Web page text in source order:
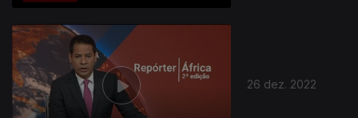
26 dez. 2022